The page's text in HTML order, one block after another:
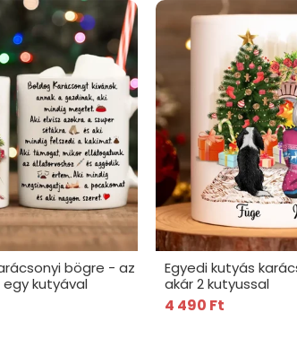
bögre - az
kutyával
Egyedi kutyás
akár 2 kutyussal
4 490 Ft